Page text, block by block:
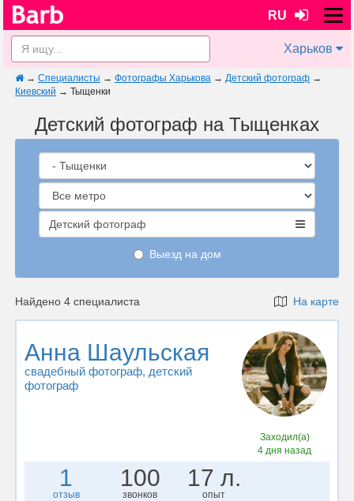
RU
Харьков
→ Специалисты → Фотографы Харькова → Детский фотограф →
Киевский → Тыщенки
Детский фотограф на Тыщенках
Детский фотограф
Выезд на дом
Найдено 4 специалиста На карте
Анна Шаульская
свадебный фотограф, детский
фотограф
Заходил(а)
4 дня назад
1
отзыв
100
звонков
17 л.
опыт